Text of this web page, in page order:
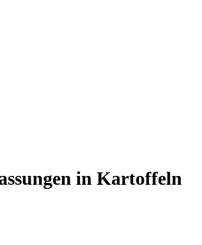
in Kartoffeln